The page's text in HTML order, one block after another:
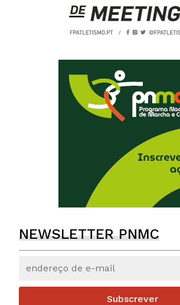
NEWSLETTER PNMC
Subscrever